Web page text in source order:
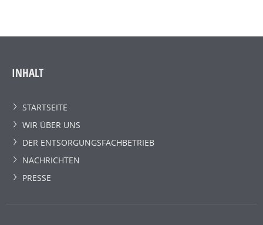
INHALT
STARTSEITE
WIR ÜBER UNS
DER ENTSORGUNGSFACHBETRIEB
NACHRICHTEN
PRESSE